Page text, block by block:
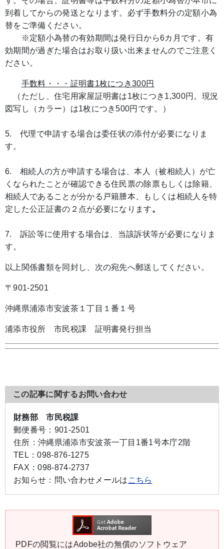
到着してからの発送となります。必ず手数料分の定額小為
替をご準備ください。
※定額小為替の有効期間は発行日から6カ月です。有
効期間が過ぎた場合はお取り扱い出来ませんのでご注意く
ださい。
手数料・・・証明書1枚につき300円
（ただし、住宅用家屋証明書は1枚につき1,300円。現況
図写し（カラー）は1枚につき500円です。）
5. 代理で申請する場合は委任状の添付が必要になりま
す。
6. 相続人の方が申請する場合は、本人（被相続人）が亡
くなられたことが確認できる住民票の除票もしくは除籍、
相続人であることが分かる戸籍謄本、もしくは相続人を特
定した公正証書の２点が必要になります。
7. 訴訟等に使用する場合は、当該訴状等が必要になりま
す。
以上関係書類を同封し、次の宛先へ郵送してください。
〒901-2501
沖縄県浦添市安波茶１丁目１番１号
浦添市役所 市民税課 証明書発行担当
この記事に関するお問い合わせ
財務部 市民税課
郵便番号： 901-2501
住所： 沖縄県浦添市安波茶一丁目1番1号本庁2階
TEL：098-876-1275
FAX：098-874-2737
お知らせ： 問い合わせメールは こちら
PDFの閲覧にはAdobe社の無償のソフトウェア